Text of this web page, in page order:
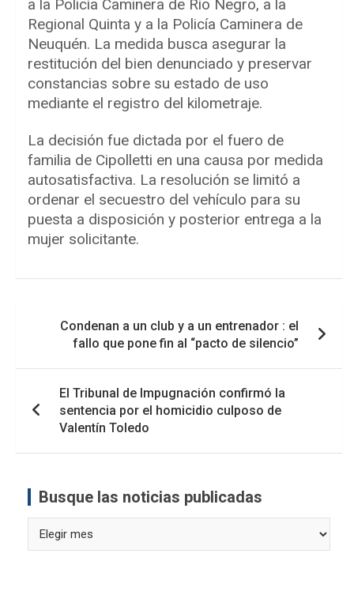
a la Policía Caminera de Río Negro, a la
Regional Quinta y a la Policía Caminera de
Neuquén. La medida busca asegurar la
restitución del bien denunciado y preservar
constancias sobre su estado de uso
mediante el registro del kilometraje.
La decisión fue dictada por el fuero de
familia de Cipolletti en una causa por medida
autosatisfactiva. La resolución se limitó a
ordenar el secuestro del vehículo para su
puesta a disposición y posterior entrega a la
mujer solicitante.
entradas
Condenan a un club y a un entrenador : el
fallo que pone fin al “pacto de silencio”
El Tribunal de Impugnación confirmó la
sentencia por el homicidio culposo de
Valentín Toledo
Busque las noticias publicadas
las